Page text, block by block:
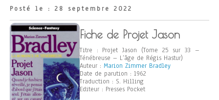
Posté le : 28 septembre 2022
Fiche de Projet Jason
Titre : Projet Jason (Tome 25 sur 33 –
Ténébreuse – L’âge de Régis Hastur)
Auteur : Marion Zimmer Bradley
Date de parution : 1962
Traduction : S. Hilling
Editeur : Presses Pocket